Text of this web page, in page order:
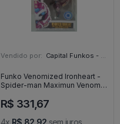
Vendido por: Capital Funkos - DF
Funko Venomized Ironheart -
Spider-man Maximun Venom
R$ 331,67
4x R$ 82,92 sem juros